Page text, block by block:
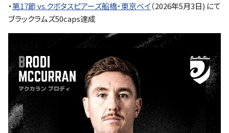
・第17節 vs.クボタスピアーズ船橋・東京ベイ（2026年5月3日) にて
ブラックラムズ50caps達成